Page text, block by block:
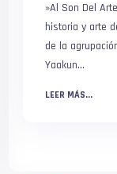
»Al Son Del
historia y arte
de la
Yaakun...
LEER MÁS...